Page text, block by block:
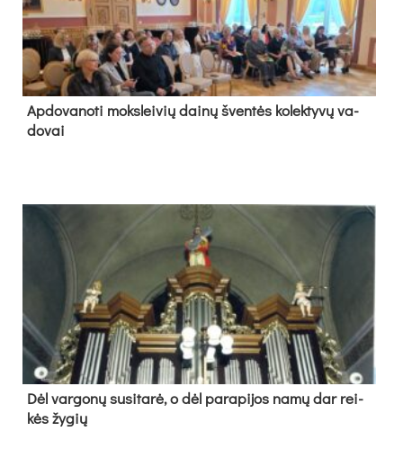
Ap­do­va­no­ti moks­lei­vių dai­nų šven­tės ko­lek­ty­vų va­
do­vai
Dėl var­go­nų su­si­ta­rė, o dėl pa­ra­pi­jos na­mų dar rei­
kės žy­gių